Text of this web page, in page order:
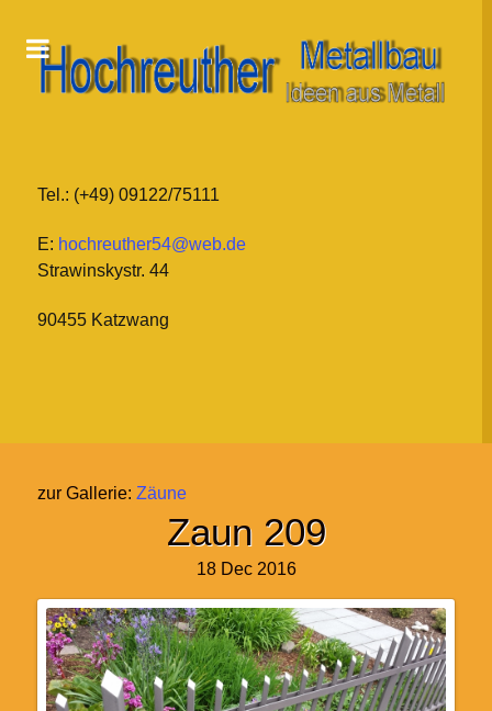
Tel.: (+49) 09122/75111
E: hochreuther54@web.de
Strawinskystr. 44
90455 Katzwang
zur Gallerie: Zäune
Zaun 209
18 Dec 2016